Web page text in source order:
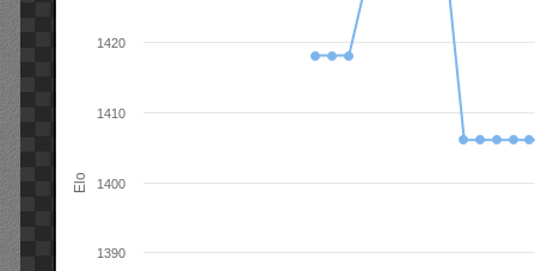
Elo
1390
1400
1410
1420